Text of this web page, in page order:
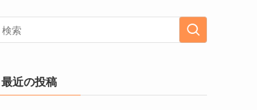
最近の投稿